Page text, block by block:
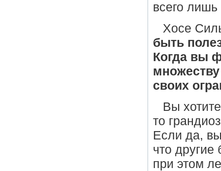
всего
Хосе
быть
Когда вы
своих
Вы
то
Если да,
что другие
при этом